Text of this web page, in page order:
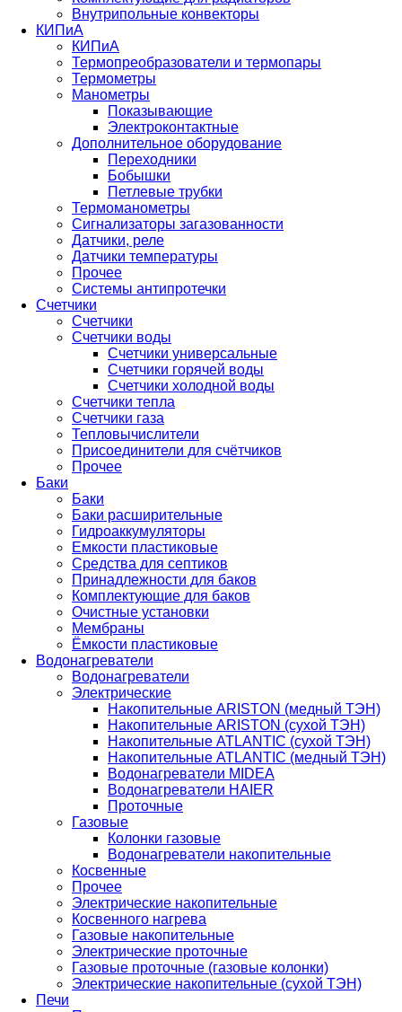
Внутрипольные конвекторы
КИПиА
КИПиА
Термопреобразователи и термопары
Термометры
Манометры
Показывающие
Электроконтактные
Дополнительное оборудование
Переходники
Бобышки
Петлевые трубки
Термоманометры
Сигнализаторы загазованности
Датчики, реле
Датчики температуры
Прочее
Системы антипротечки
Счетчики
Счетчики
Счетчики воды
Счетчики универсальные
Счетчики горячей воды
Счетчики холодной воды
Счетчики тепла
Счетчики газа
Тепловычислители
Присоединители для счётчиков
Прочее
Баки
Баки
Баки расширительные
Гидроаккумуляторы
Емкости пластиковые
Средства для септиков
Принадлежности для баков
Комплектующие для баков
Очистные установки
Мембраны
Ёмкости пластиковые
Водонагреватели
Водонагреватели
Электрические
Накопительные ARISTON (медный ТЭН)
Накопительные ARISTON (сухой ТЭН)
Накопительные ATLANTIC (сухой ТЭН)
Накопительные ATLANTIC (медный ТЭН)
Водонагреватели MIDEA
Водонагреватели HAIER
Проточные
Газовые
Колонки газовые
Водонагреватели накопительные
Косвенные
Прочее
Электрические накопительные
Косвенного нагрева
Газовые накопительные
Электрические проточные
Газовые проточные (газовые колонки)
Электрические накопительные (сухой ТЭН)
Печи